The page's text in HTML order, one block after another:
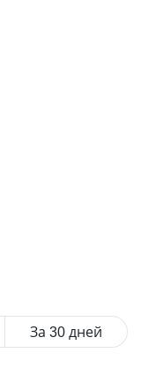
За 30 дней